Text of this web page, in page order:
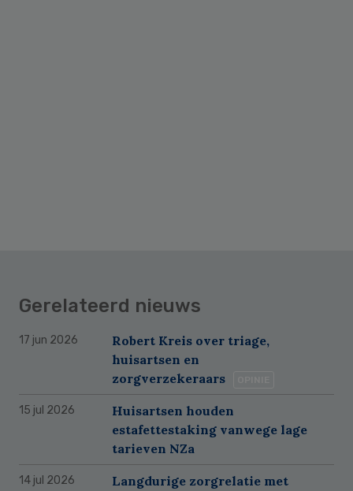
Gerelateerd nieuws
17 jun 2026
Robert Kreis over triage,
huisartsen en
zorgverzekeraars
15 jul 2026
Huisartsen houden
estafettestaking vanwege lage
tarieven NZa
14 jul 2026
Langdurige zorgrelatie met